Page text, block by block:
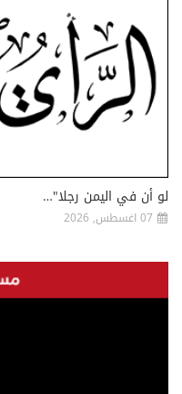
لو أن في اليمن رجلا"…
07 اغسطس, 2026